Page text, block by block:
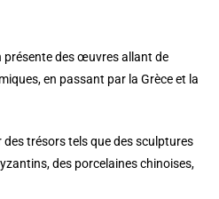
présente des œuvres allant de
en passant par la Grèce et la
trésors tels que des sculptures
des porcelaines chinoises,